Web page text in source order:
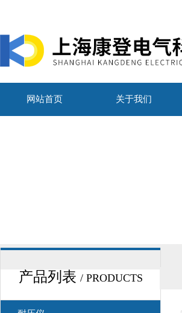
网站首页 关于我们
产品列表 / PRODUCTS